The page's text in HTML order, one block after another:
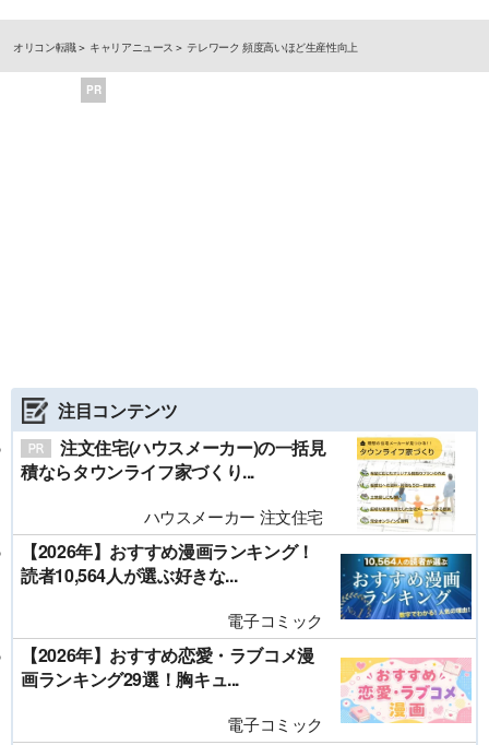
オリコン転職 キャリアニュース テレワーク 頻度高いほど生産性向上
PR
注目コンテンツ
注文住宅(ハウスメーカー)の一括見
積ならタウンライフ家づくり...
ハウスメーカー 注文住宅
【2026年】おすすめ漫画ランキング！
読者10,564人が選ぶ好きな...
電子コミック
【2026年】おすすめ恋愛・ラブコメ漫
画ランキング29選！胸キュ...
電子コミック